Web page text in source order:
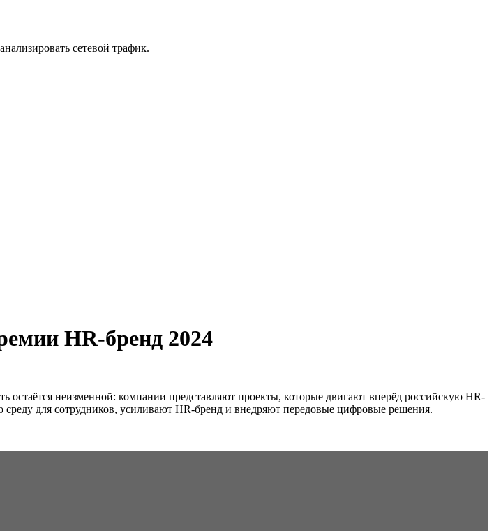
сетевой трафик.
HR-бренд 2024
неизменной: компании представляют проекты, которые двигают вперёд российскую HR-
для сотрудников, усиливают HR-бренд и внедряют передовые цифровые решения.